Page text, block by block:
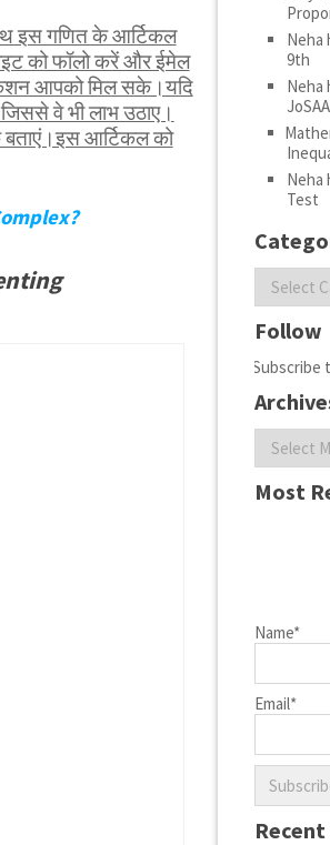
इस गणित के आर्टिकल
को फॉलो करें और ईमेल
आपको मिल सके।यदि
वे भी लाभ उठाए।
आर्टिकल को
Neha
9th
Neha
Neha
Test
Categories
Follow
Subscribe
Archives
Most
Name*
Email*